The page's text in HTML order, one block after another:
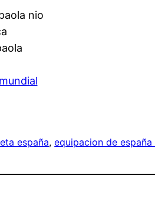
españa, equipacion de españa